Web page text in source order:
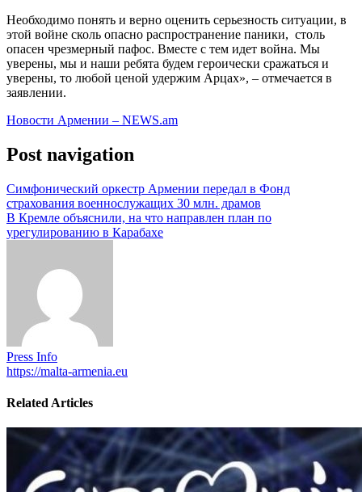
Необходимо понять и верно оценить серьезность ситуации, в
этой войне сколь опасно распространение паники, столь
опасен чрезмерный пафос. Вместе с тем идет война. Мы
уверены, мы и наши ребята будем героически сражаться и
уверены, то любой ценой удержим Арцах», – отмечается в
заявлении.
Новости Армении – NEWS.am
Post navigation
Симфонический оркестр Армении передал в Фонд
страхования военнослужащих 30 млн. драмов
В Кремле объяснили, на что направлен план по
урегулированию в Карабахе
Press Info
https://malta-armenia.eu
Related Articles